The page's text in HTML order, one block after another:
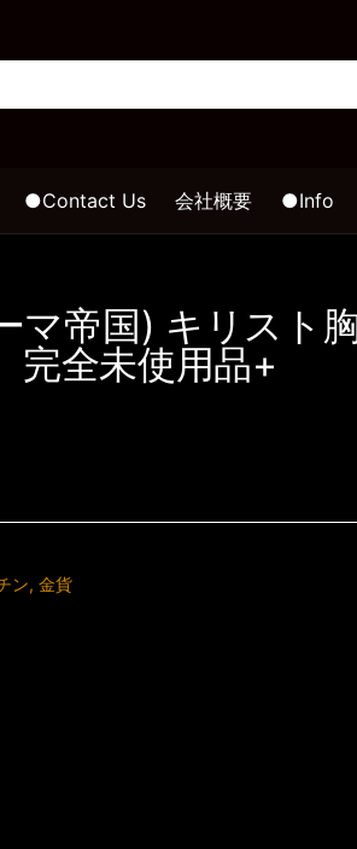
●Contact Us 会社概要 ●Info
マ帝国) キリスト
全未使用品+
ン, 金貨